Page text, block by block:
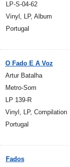
LP-S-04-62
Vinyl, LP, Album
Portugal
O Fado E A Voz
Artur Batalha
Metro-Som
LP 139-R
Vinyl, LP, Compilation
Portugal
Fados